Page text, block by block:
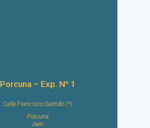
Porcuna – Exp. Nº 1
Calle Francisco Garrido (*)
Porcuna
Jaén